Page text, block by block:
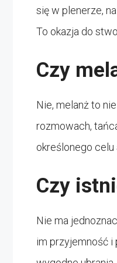
się w plenerze,
To okazja do
Czy
Nie, melanż to
rozmowach,
określonego celu
Czy
Nie ma
im przyjemność i